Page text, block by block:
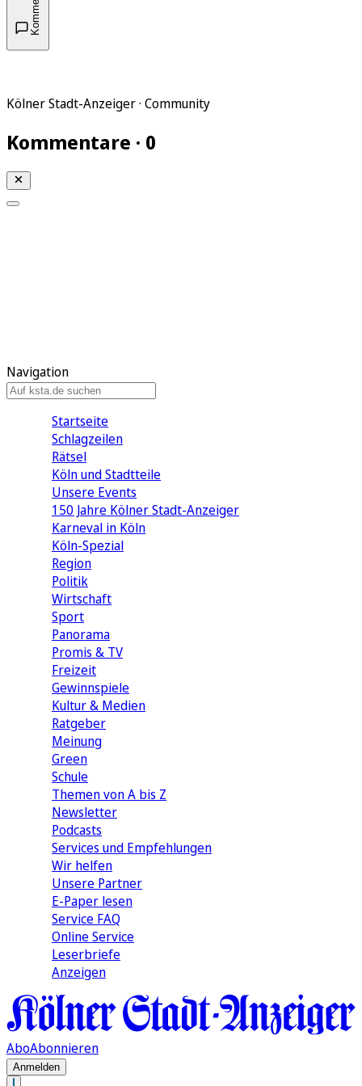
Kölner Stadt-Anzeiger · Community
Kommentare · 0
Navigation
Startseite
Schlagzeilen
Rätsel
Köln und Stadtteile
Unsere Events
150 Jahre Kölner Stadt-Anzeiger
Karneval in Köln
Köln-Spezial
Region
Politik
Wirtschaft
Sport
Panorama
Promis & TV
Freizeit
Gewinnspiele
Kultur & Medien
Ratgeber
Meinung
Green
Schule
Themen von A bis Z
Newsletter
Podcasts
Services und Empfehlungen
Wir helfen
Unsere Partner
E-Paper lesen
Service FAQ
Online Service
Leserbriefe
Anzeigen
AboAbonnieren
Anmelden